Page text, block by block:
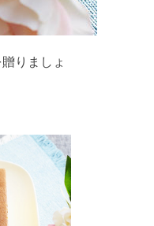
りましょ